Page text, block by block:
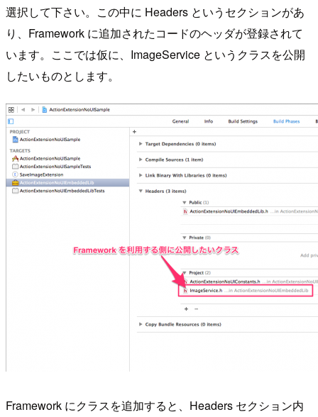
選択して下さい。この中に Headers というセクションがあ
り、Framework に追加されたコードのヘッダが登録されて
います。ここでは仮に、ImageService というクラスを公開
したいものとします。
Framework にクラスを追加すると、Headers セクション内